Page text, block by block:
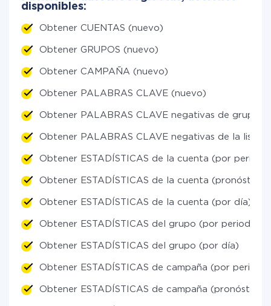
disponibles:
Obtener CUENTAS (nuevo)
Obtener GRUPOS (nuevo)
Obtener CAMPAÑA (nuevo)
Obtener PALABRAS CLAVE (nuevo)
Obtener PALABRAS CLAVE negativas de grupos
Obtener PALABRAS CLAVE negativas de la lista
Obtener ESTADÍSTICAS de la cuenta (por
Obtener ESTADÍSTICAS de la cuenta (pronóstico
Obtener ESTADÍSTICAS de la cuenta (por día)
Obtener ESTADÍSTICAS del grupo (por periodos)
Obtener ESTADÍSTICAS del grupo (por día)
Obtener ESTADÍSTICAS de campaña (por
Obtener ESTADÍSTICAS de campaña (pronóstico